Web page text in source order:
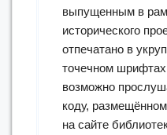
выпущенным в
исторического
отпечатано в
точечном
возможно
коду,
на сайте